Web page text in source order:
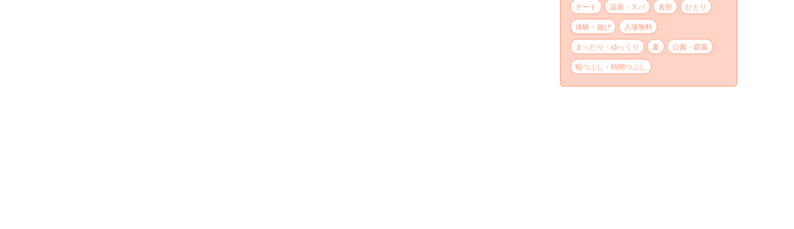
デート 温泉・スパ 名所
ひとり
体験・遊び
入場無料
まったり・ゆっくり
夏
公園・庭園
暇つぶし・時間つぶし